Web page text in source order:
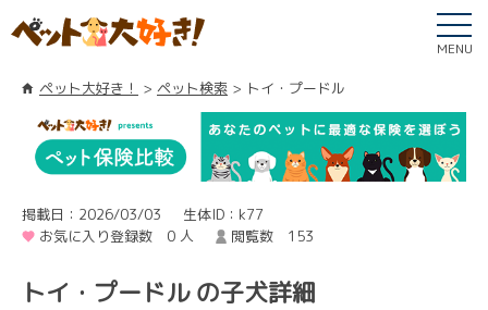
MENU
ペット大好き！ ペット検索 トイ・プードル
掲載日：2026/03/03
生体ID：k77
お気に入り登録数 0 人
閲覧数 153
トイ・プードル の子犬詳細